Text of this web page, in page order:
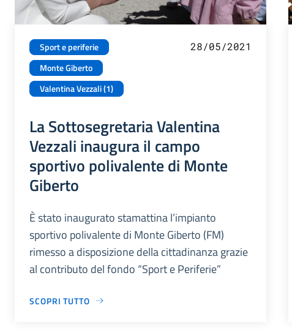
Sport e periferie
Monte Giberto
Valentina Vezzali (1)
28/05/2021
La Sottosegretaria Valentina
Vezzali inaugura il campo
sportivo polivalente di Monte
Giberto
È stato inaugurato stamattina l’impianto
sportivo polivalente di Monte Giberto (FM)
rimesso a disposizione della cittadinanza grazie
al contributo del fondo “Sport e Periferie”
SCOPRI TUTTO